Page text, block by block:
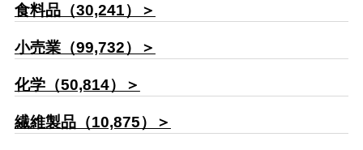
食料品（30,241）＞
小売業（99,732）＞
化学（50,814）＞
繊維製品（10,875）＞